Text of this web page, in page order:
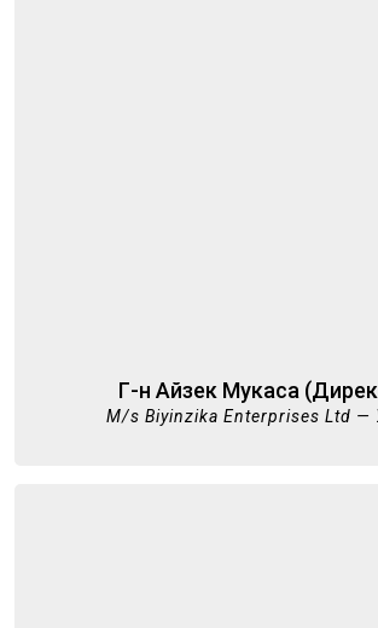
Г-н Айзек Мукаса
M/s Biyinzika Enterprises Ltd —